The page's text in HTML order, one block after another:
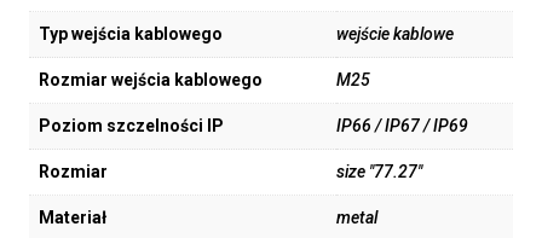
Typ wejścia kablowego wejście kablowe
Rozmiar wejścia kablowego M25
Poziom szczelności IP IP66 / IP67 / IP69
Rozmiar size "77.27"
Materiał metal